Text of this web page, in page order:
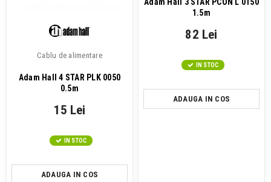
Cablu de alimentare
Adam Hall 4 STAR PLK 0050
0.5m
15 Lei
IN STOC
ADAUGA IN COS
1.5m
82 Lei
IN STOC
ADAUGA IN COS